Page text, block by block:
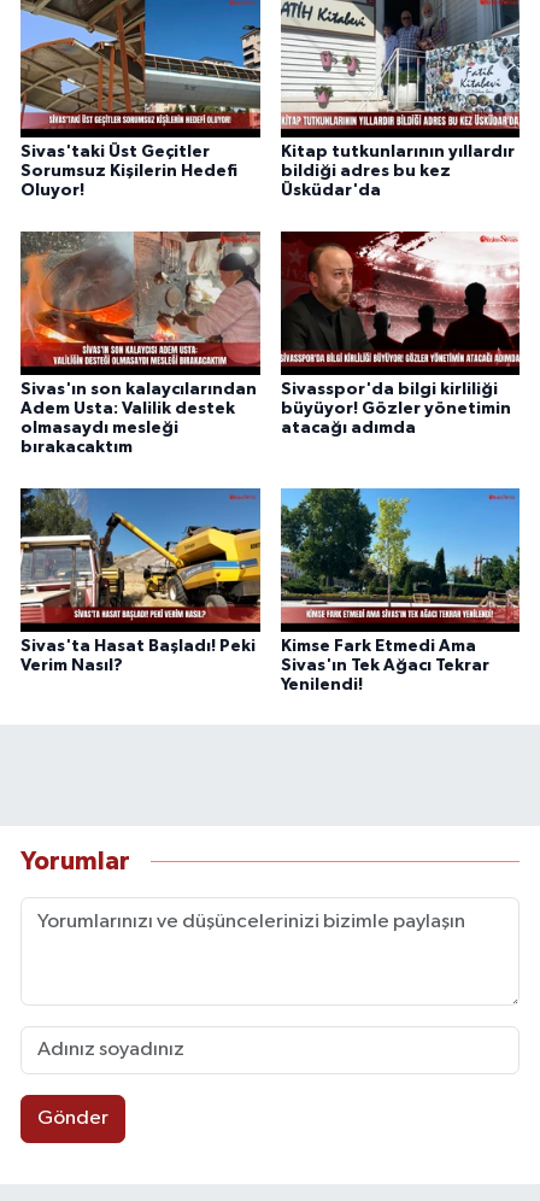
Sivas'taki Üst Geçitler
Sorumsuz Kişilerin Hedefi
Oluyor!
Kitap tutkunlarının yıllardır
bildiği adres bu kez
Üsküdar'da
Sivas'ın son kalaycılarından
Adem Usta: Valilik destek
olmasaydı mesleği
bırakacaktım
Sivasspor'da bilgi kirliliği
büyüyor! Gözler yönetimin
atacağı adımda
Sivas'ta Hasat Başladı! Peki
Verim Nasıl?
Kimse Fark Etmedi Ama
Sivas'ın Tek Ağacı Tekrar
Yenilendi!
Yorumlar
Gönder